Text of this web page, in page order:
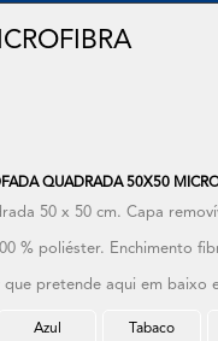
QUADRADA 50X50
50 x 50 cm. Capa
% poliéster. Enchimento
que pretende aqui em baixo
Azul
Tabaco